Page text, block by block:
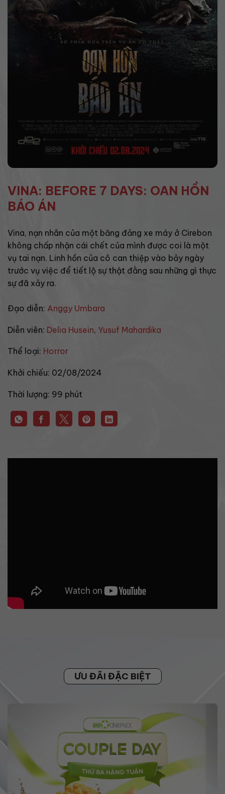
VINA: BEFORE 7 DAYS: OAN HỒN
BÁO ÁN
Vina, nạn nhân của một băng đảng xe máy ở Cirebon
không chấp nhận cái chết của mình được coi là một
vụ tai nạn. Linh hồn của cô can thiệp vào bảy ngày
trước vụ việc để tiết lộ sự thật đằng sau những gì thực
sự đã xảy ra.
Đạo diễn: Anggy Umbara
Diễn viên: Delia Husein, Yusuf Mahardika
Thể loại: Horror
Khởi chiếu: 02/08/2024
Thời lượng: 99 phút
ƯU ĐÃI ĐẶC BIỆT